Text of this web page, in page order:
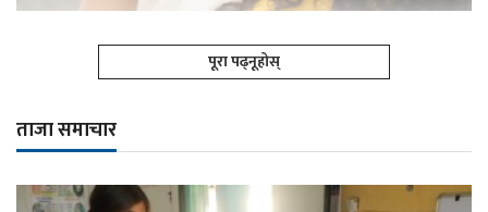
पूरा पढ्नूहोस्
ताजा समाचार